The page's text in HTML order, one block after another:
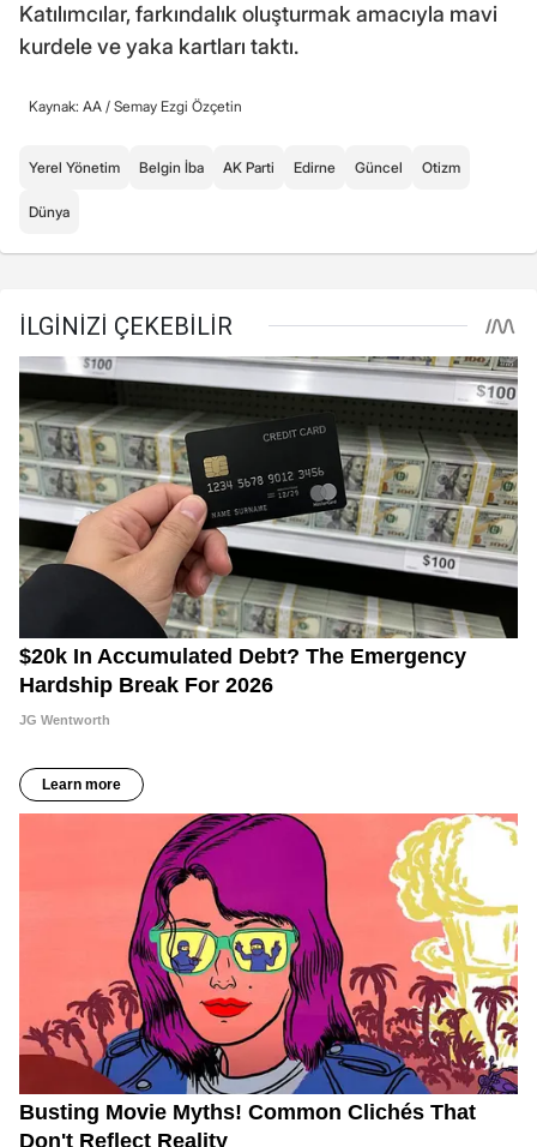
Katılımcılar, farkındalık oluşturmak amacıyla mavi
kurdele ve yaka kartları taktı.
Kaynak: AA / Semay Ezgi Özçetin
Yerel Yönetim Belgin İba AK Parti Edirne Güncel Otizm
Dünya